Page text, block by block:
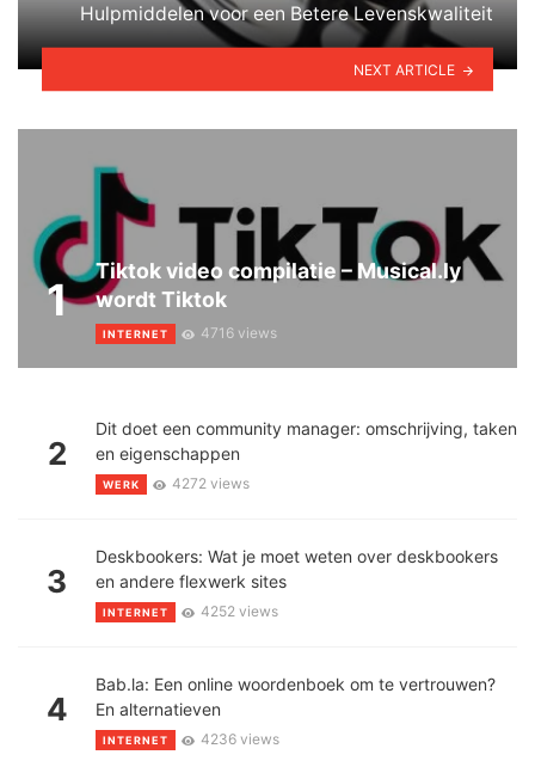
Hulpmiddelen voor een Betere Levenskwaliteit
NEXT ARTICLE
1
Tiktok video compilatie – Musical.ly
wordt Tiktok
INTERNET 4716 views
2
Dit doet een community manager: omschrijving, taken
en eigenschappen
WERK 4272 views
3
Deskbookers: Wat je moet weten over deskbookers
en andere flexwerk sites
INTERNET 4252 views
4
Bab.la: Een online woordenboek om te vertrouwen?
En alternatieven
INTERNET 4236 views